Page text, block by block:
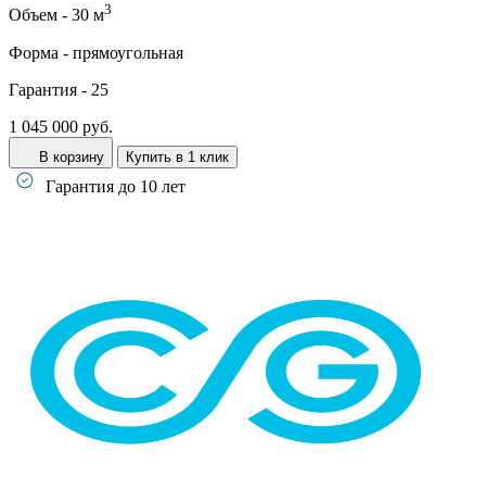
Объем - 30 м3
Форма - прямоугольная
Гарантия - 25
1 045 000 руб.
В корзину Купить в 1 клик
Гарантия до 10 лет